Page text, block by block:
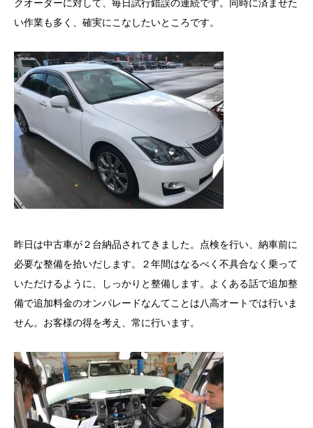
クオーダーに対して、毎日試行錯誤の連続です。同時に済ませた
い作業も多く、確実にこなしたいところです。
昨日は中古車が２台納品されてきました。点検を行い、納車前に
必要な整備を拾いだします。２年間はなるべく不具合なく乗って
いただけるように、しっかりと整備します。よくある話で追加整
備で追加料金のオンパレードなんてことは八高オートでは行いま
せん。お客様の得を考え、常に行います。